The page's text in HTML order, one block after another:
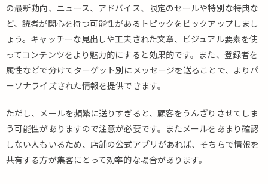
の最新動向、ニュース、アドバイス、限定のセールや特別な特典な
ど、読者が関心を持つ可能性があるトピックをピックアップしまし
ょう。キャッチーな見出しや工夫された文章、ビジュアル要素を使
ってコンテンツをより魅力的にすると効果的です。また、登録者を
属性などで分けてターゲット別にメッセージを送ることで、よりパ
ーソナライズされた情報を提供できます。
ただし、メールを頻繁に送りすぎると、顧客をうんざりさせてしま
う可能性がありますので注意が必要です。またメールをあまり確認
しない人もいるため、店舗の公式アプリがあれば、そちらで情報を
共有する方が集客にとって効率的な場合があります。